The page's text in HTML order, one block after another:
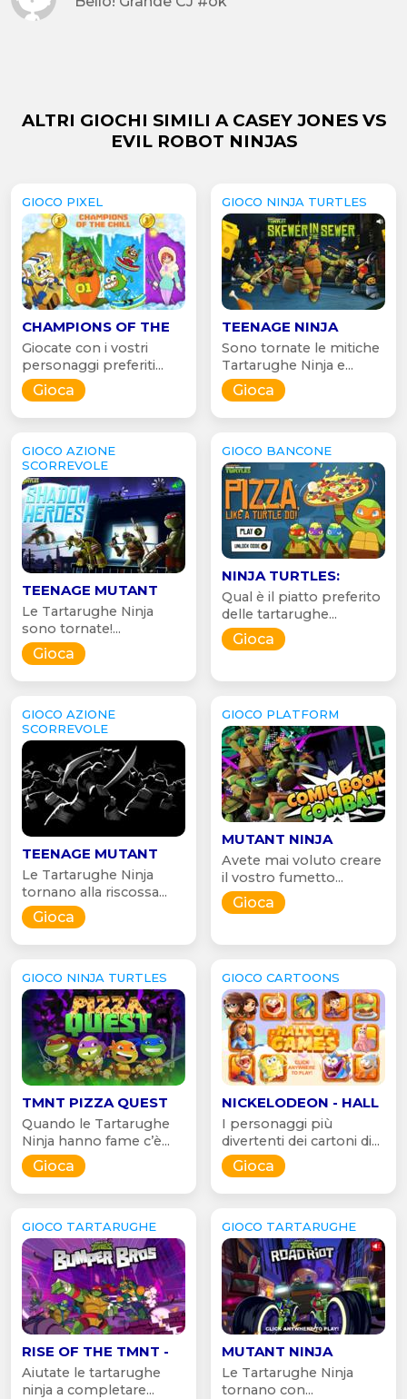
ALTRI GIOCHI SIMILI A CASEY JONES VS
EVIL ROBOT NINJAS
GIOCO PIXEL
CHAMPIONS OF THE
Giocate con i vostri
personaggi preferiti...
Gioca
GIOCO NINJA TURTLES
TEENAGE NINJA
Sono tornate le mitiche
Tartarughe Ninja e...
Gioca
GIOCO AZIONE
SCORREVOLE
TEENAGE MUTANT
Le Tartarughe Ninja
sono tornate!...
Gioca
GIOCO BANCONE
NINJA TURTLES:
Qual è il piatto preferito
delle tartarughe...
Gioca
GIOCO AZIONE
SCORREVOLE
TEENAGE MUTANT
Le Tartarughe Ninja
tornano alla riscossa...
Gioca
GIOCO PLATFORM
MUTANT NINJA
Avete mai voluto creare
il vostro fumetto...
Gioca
GIOCO NINJA TURTLES
TMNT PIZZA QUEST
Quando le Tartarughe
Ninja hanno fame c’è...
Gioca
GIOCO CARTOONS
NICKELODEON - HALL
I personaggi più
divertenti dei cartoni di...
Gioca
GIOCO TARTARUGHE
RISE OF THE TMNT -
Aiutate le tartarughe
ninja a completare...
GIOCO TARTARUGHE
MUTANT NINJA
Le Tartarughe Ninja
tornano con...